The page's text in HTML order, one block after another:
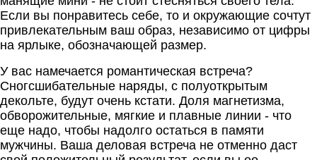
Если вы понравитесь себе, то и окружающие сочтут
привлекательным ваш образ, независимо от цифры
на ярлыке, обозначающей размер.
У вас намечается романтическая встреча?
Сногсшибательные наряды, с полуоткрытым
декольте, будут очень кстати. Доля магнетизма,
обворожительные, мягкие и плавные линии - что
еще надо, чтобы надолго остаться в памяти
мужчины. Ваша деловая встреча не отменно даст